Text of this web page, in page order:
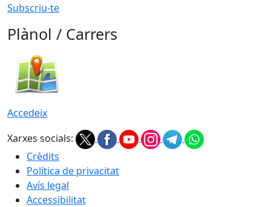
Subscriu-te
Plànol / Carrers
Accedeix
Xarxes socials:
Crèdits
Política de privacitat
Avís legal
Accessibilitat